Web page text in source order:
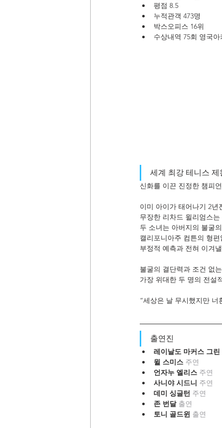
평점 8.5
누적관객 473명
박스오피스 16위
수상내역 75회 영국
세계 최강 테니스
신화를 이끈 진정한 챔피
이미 아이가 태어나기 2
무장한 리차드 윌리엄스
두 소녀는 아버지의 불굴
캘리포니아주 컴튼의 형
부정적 예측과 전혀 이겨
불굴의 결단력과 조건 없
가장 위대한 두 명의 전설
“세상은 날 무시했지만
출연진
레이날도 마커스 그린
윌 스미스 주연
언자누 엘리스 주연
사니야 시드니 주연
데미 싱글턴 주연
존 번달 출연
토니 골드윈 출연